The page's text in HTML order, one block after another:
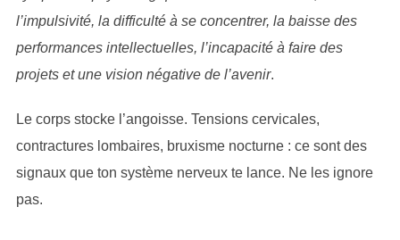
l’impulsivité, la difficulté à se concentrer, la baisse des
performances intellectuelles, l’incapacité à faire des
projets et une vision négative de l’avenir.
Le corps stocke l’angoisse. Tensions cervicales,
contractures lombaires, bruxisme nocturne : ce sont des
signaux que ton système nerveux te lance. Ne les ignore
pas.